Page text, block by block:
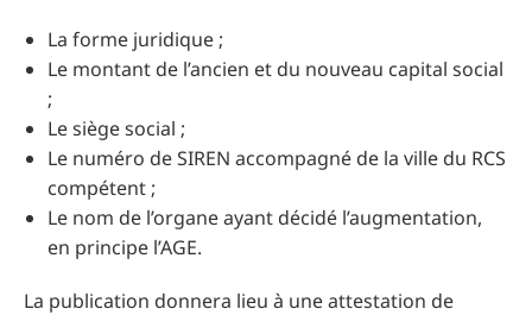
La forme juridique ;
Le montant de l’ancien et du nouveau capital social
;
Le siège social ;
Le numéro de SIREN accompagné de la ville du RCS
compétent ;
Le nom de l’organe ayant décidé l’augmentation,
en principe l’AGE.
La publication donnera lieu à une attestation de